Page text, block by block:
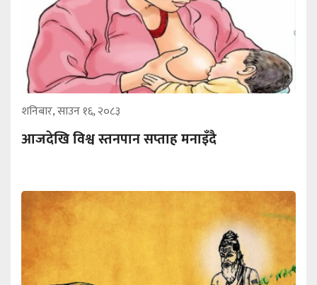
शनिबार, साउन १६, २०८३
आजदेखि विश्व स्तनपान सप्ताह मनाइँदै